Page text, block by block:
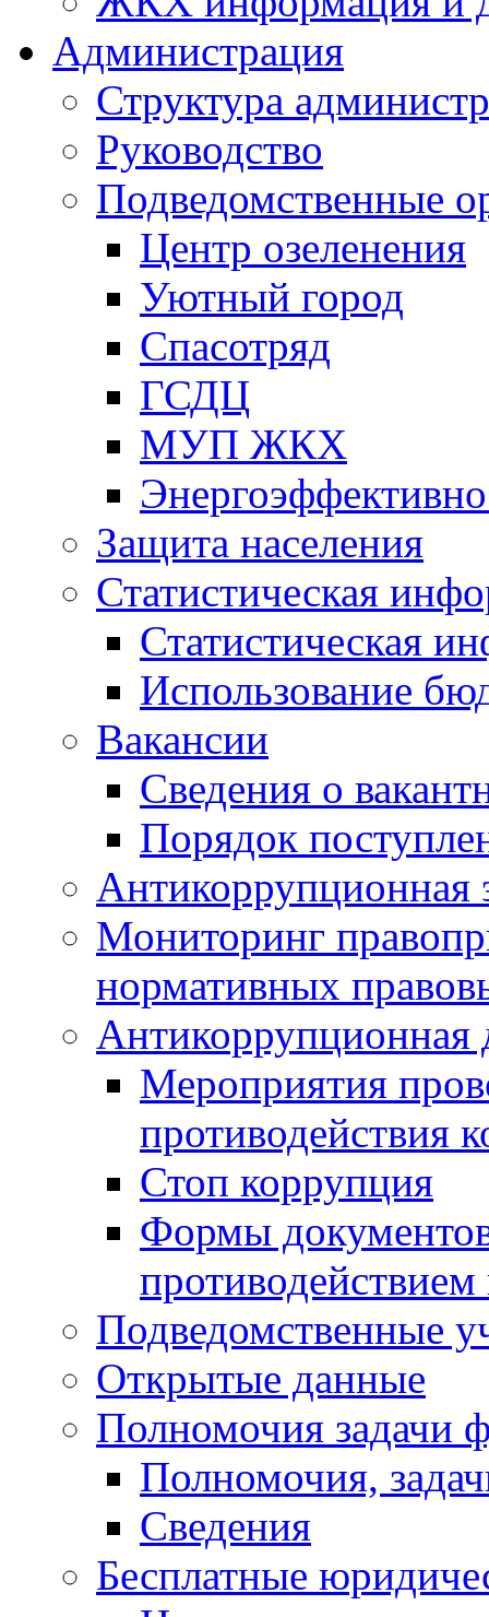
Администрация
Структура
Руководство
Подведомственные
Центр озеленения
Уютный город
Спасотряд
ГСДЦ
МУП ЖКХ
Защита населения
Статистическая
Статистическая
Использование
Вакансии
Сведения о
Порядок
Антикоррупционная
Мониторинг
нормативных
Антикоррупционная
Мероприятия
противодействия
Стоп коррупция
Формы
Подведомственные
Открытые данные
Полномочия задачи
Полномочия,
Сведения
Бесплатные